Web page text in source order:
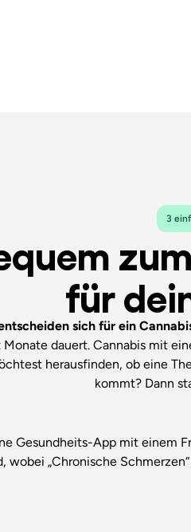
3
für
sich für ein
Monate dauert. Cannabis mit
herausfinden, ob eine
kommt? Dann